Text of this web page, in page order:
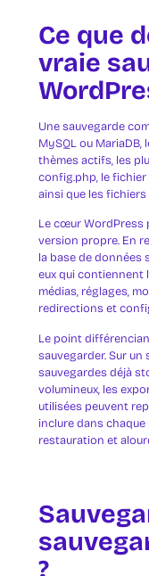
Ce que
vraie
Une sauvegarde
MySQL ou
thèmes actifs, les
config.php, le fichier
ainsi que les
Le cœur WordPress
version propre. En
la base de données
eux qui contiennent
médias, réglages,
redirections et
Le point
sauvegarder. Sur un
sauvegardes déjà
volumineux, les
utilisées peuvent
inclure dans
restauration et
?